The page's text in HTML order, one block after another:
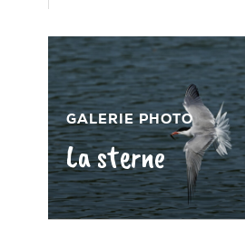
GALERIE PHOTO
La sterne